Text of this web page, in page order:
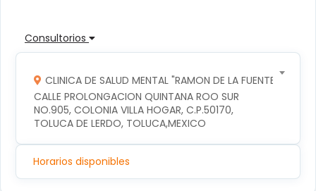
Consultorios
CLINICA DE SALUD MENTAL "RAMON DE LA FUENTE"
CALLE PROLONGACION QUINTANA ROO SUR
NO.905, COLONIA VILLA HOGAR, C.P.50170,
TOLUCA DE LERDO, TOLUCA,MEXICO
Horarios disponibles